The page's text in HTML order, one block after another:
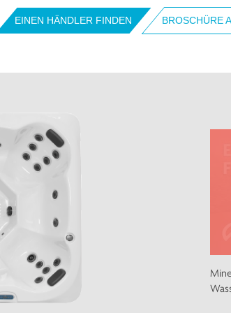
EINEN HÄNDLER FINDEN BROSCHÜRE